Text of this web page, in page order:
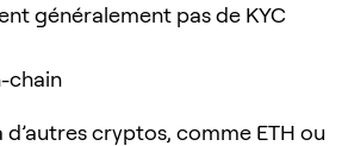
généralement pas de KYC
chain
cryptos, comme ETH ou